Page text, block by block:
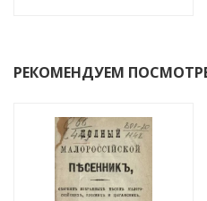
РЕКОМЕНДУЕМ